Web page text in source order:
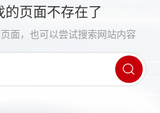
的页面不存在了
面，也可以尝试搜索网站内容